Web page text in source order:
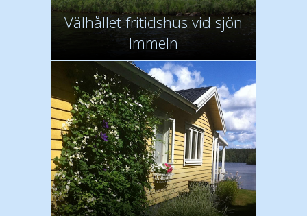
Välhållet fritidshus vid sjön
Immeln